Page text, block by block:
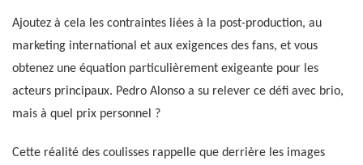
Ajoutez à cela les contraintes liées à la post-production, au
marketing international et aux exigences des fans, et vous
obtenez une équation particulièrement exigeante pour les
acteurs principaux. Pedro Alonso a su relever ce défi avec brio,
mais à quel prix personnel ?
Cette réalité des coulisses rappelle que derrière les images